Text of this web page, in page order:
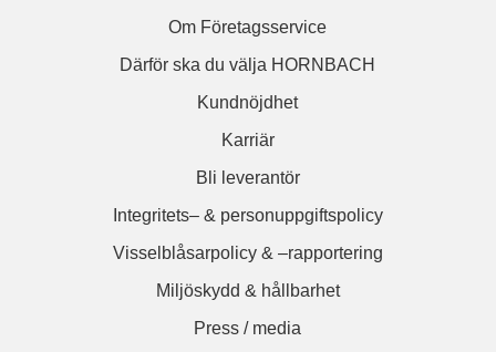
Om Företagsservice
Därför ska du välja HORNBACH
Kundnöjdhet
Karriär
Bli leverantör
Integritets– & personuppgiftspolicy
Visselblåsarpolicy & –rapportering
Miljöskydd & hållbarhet
Press / media